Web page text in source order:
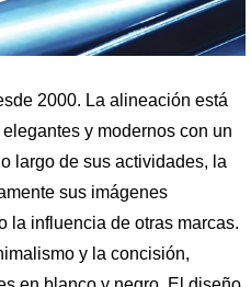
2000. La alineación está
y modernos con un
largo de sus actividades, la
sus imágenes
la influencia de otras marcas.
y la concisión,